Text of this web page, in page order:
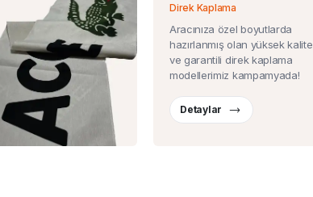
Direk Kaplama
Aracınıza özel boyutlarda
hazırlanmış olan yüksek kalite
ve garantili direk kaplama
modellerimiz kampamyada!
Detaylar